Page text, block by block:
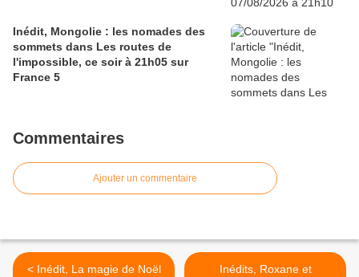
Inédit, Mongolie : les nomades des
sommets dans Les routes de
l'impossible, ce soir à 21h05 sur
France 5
Commentaires
Ajouter un commentaire
< Inédit, La magie de Noël
Inédits, Roxane et